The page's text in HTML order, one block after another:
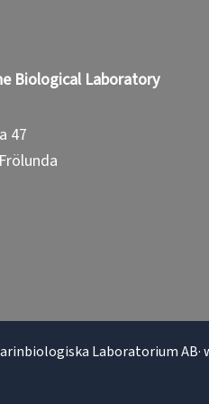
Biological Laboratory
47
Laboratorium AB·